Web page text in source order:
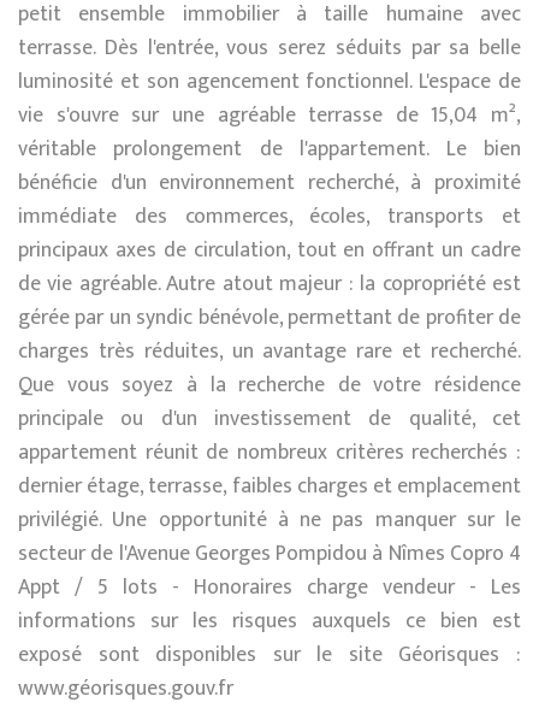
petit ensemble immobilier à taille humaine avec
terrasse. Dès l'entrée, vous serez séduits par sa belle
luminosité et son agencement fonctionnel. L'espace de
vie s'ouvre sur une agréable terrasse de 15,04 m²,
véritable prolongement de l'appartement. Le bien
bénéficie d'un environnement recherché, à proximité
immédiate des commerces, écoles, transports et
principaux axes de circulation, tout en offrant un cadre
de vie agréable. Autre atout majeur : la copropriété est
gérée par un syndic bénévole, permettant de profiter de
charges très réduites, un avantage rare et recherché.
Que vous soyez à la recherche de votre résidence
principale ou d'un investissement de qualité, cet
appartement réunit de nombreux critères recherchés :
dernier étage, terrasse, faibles charges et emplacement
privilégié. Une opportunité à ne pas manquer sur le
secteur de l'Avenue Georges Pompidou à Nîmes Copro 4
Appt / 5 lots - Honoraires charge vendeur - Les
informations sur les risques auxquels ce bien est
exposé sont disponibles sur le site Géorisques :
www.géorisques.gouv.fr